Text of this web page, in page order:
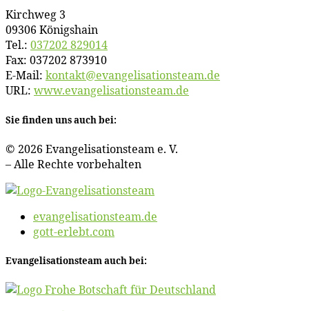
Kirch­weg 3
09306 Königshain
Tel.: 037202 829014
Fax: 037202 873910
E‑Mail: kontakt@​evangelisationsteam.​de
URL: www​.evan​ge​li​sa​ti​ons​team​.de
Sie fin­den uns auch bei:
© 2026 Evan­ge­li­sa­ti­ons­team e. V.
– Al­le Rech­te vorbehalten
evangelisationsteam.de
gott-erlebt.com
Evan­ge­li­sa­ti­ons­team auch bei: